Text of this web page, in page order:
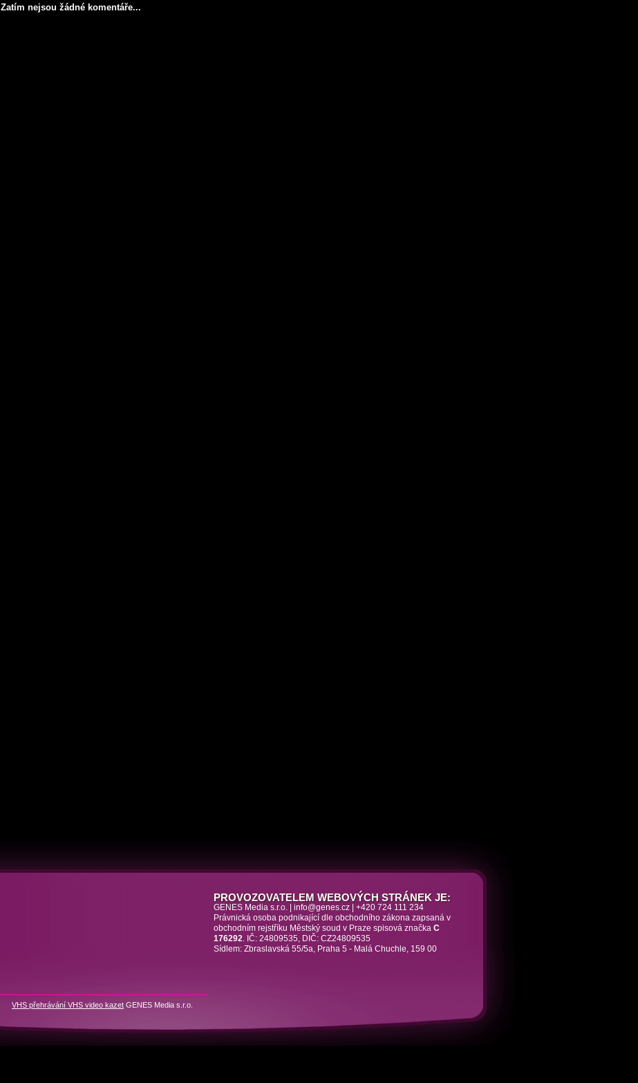
Zatím nejsou žádné komentáře...
PROVOZOVATELEM WEBOVÝCH STRÁNEK JE:
GENES Media s.r.o. | info@genes.cz | +420 724 111 234
Právnická osoba podnikající dle obchodního zákona zapsaná v
obchodním rejstříku Městský soud v Praze spisová značka C
176292. IČ: 24809535, DIČ: CZ24809535
Sídlem: Zbraslavská 55/5a, Praha 5 - Malá Chuchle, 159 00
VHS přehrávání VHS video kazet GENES Media s.r.o.